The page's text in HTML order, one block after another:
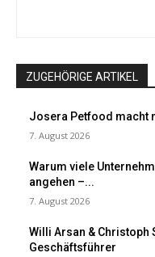
ZUGEHÖRIGE ARTIKEL
Josera Petfood macht
7. August 2026
Warum viele
angehen –...
7. August 2026
Willi Arsan & Christoph
Geschäftsführer